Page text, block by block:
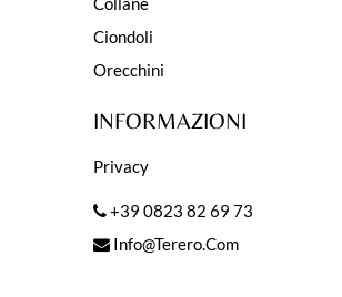
Ciondoli
Orecchini
INFORMAZIONI
Privacy
+39 0823 82 69 73
Info@terero.com